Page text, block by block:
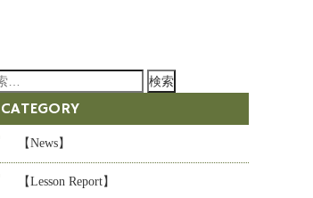
CATEGORY
【News】
【Lesson Report】